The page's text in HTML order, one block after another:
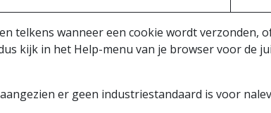
telkens wanneer een cookie wordt verzonden,
kijk in het Help-menu van je browser voor de
er geen industriestandaard is voor